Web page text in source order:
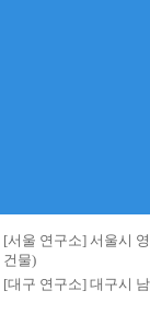
[서울 연구소] 서울시
건물)
[대구 연구소] 대구시